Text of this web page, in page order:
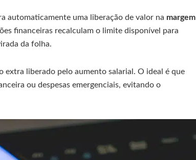
automaticamente uma liberação de valor na margem
financeiras recalculam o limite disponível para
da folha.
extra liberado pelo aumento salarial. O ideal é que
ou despesas emergenciais, evitando o